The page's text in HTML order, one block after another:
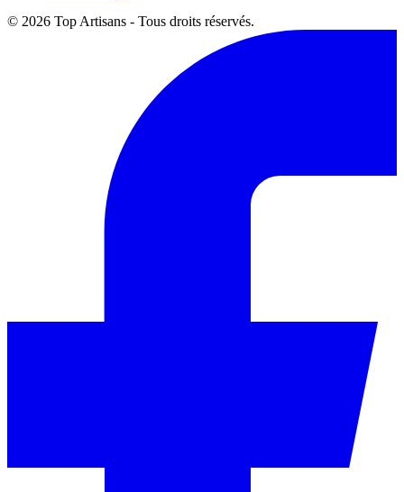
© 2026 Top Artisans - Tous droits réservés.